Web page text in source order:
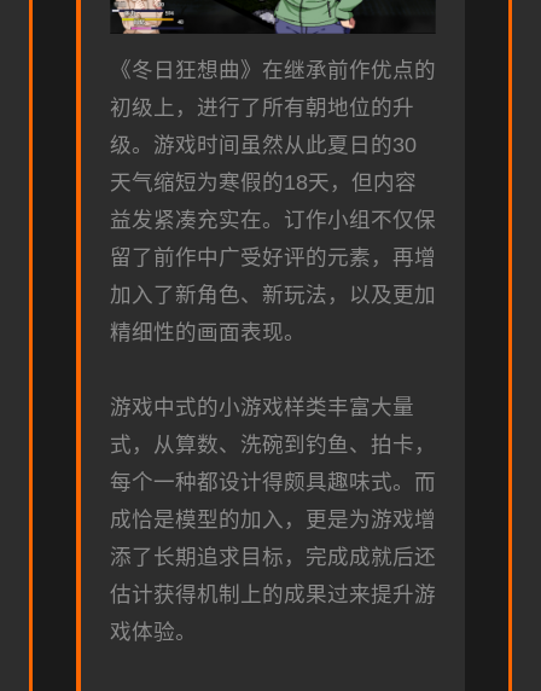
《冬日狂想曲》在继承前作优点的
初级上，进行了所有朝地位的升
级。游戏时间虽然从此夏日的30
天气缩短为寒假的18天，但内容
益发紧凑充实在。订作小组不仅保
留了前作中广受好评的元素，再增
加入了​​新角色、新玩法​​，以及更加
精细性的画面表现。
游戏中式的小游戏样类丰富大量
式，从算数、洗碗到钓鱼、拍卡，
每个一种都设计得颇具趣味式。而​​
成恰是模型的加入​​，更是为游戏增
添了长期追求目标，完成成就后还
估计获得机制上的成果过来提升游
戏体验。